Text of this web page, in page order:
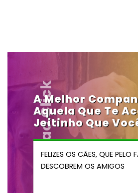
Vendocao.click
A Melhor
Aquela Que Te
Jeitinho Que
FELIZES OS CÃES, QUE PELO
DESCOBREM OS AMIGOS